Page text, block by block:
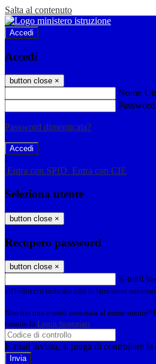
Salta al contenuto
Accedi
Accedi
button close ×
Nome
Password
Password dimenticata?
-
Entra con SPID Entra con CIE
Seleziona utente
button close ×
Recupero password
button close ×
E-mail
all'indirizzo indicato con le istruzioni
Non hai una e-mail associata al nome utente?
tramite la Login Spaggiari
E-mail inviata, si prega di controllare la